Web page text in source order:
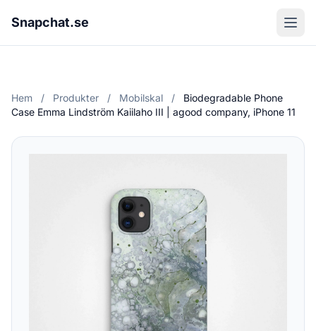
Snapchat.se
Hem / Produkter / Mobilskal /
Biodegradable Phone
Case Emma Lindström Kaiilaho III | agood company, iPhone 11